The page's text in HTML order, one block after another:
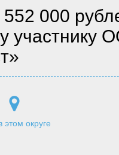
000
участнику
этом округе